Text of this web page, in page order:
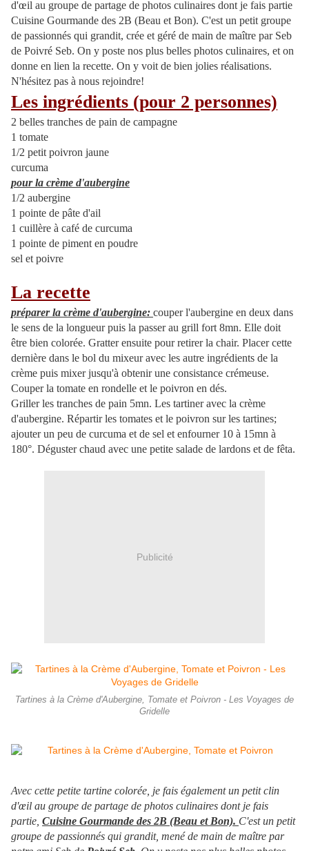
d'œil au groupe de partage de photos culinaires dont je fais partie
Cuisine Gourmande des 2B (Beau et Bon). C'est un petit groupe
de passionnés qui grandit, crée et géré de main de maître par Seb
de Poivré Seb. On y poste nos plus belles photos culinaires, et on
donne en lien la recette. On y voit de bien jolies réalisations.
N'hésitez pas à nous rejoindre!
Les ingrédients (pour 2 personnes)
2 belles tranches de pain de campagne
1 tomate
1/2 petit poivron jaune
curcuma
pour la crème d'aubergine
1/2 aubergine
1 pointe de pâte d'ail
1 cuillère à café de curcuma
1 pointe de piment en poudre
sel et poivre
La recette
préparer la crème d'aubergine: couper l'aubergine en deux dans
le sens de la longueur puis la passer au grill fort 8mn. Elle doit
être bien colorée. Gratter ensuite pour retirer la chair. Placer cette
dernière dans le bol du mixeur avec les autre ingrédients de la
crème puis mixer jusqu'à obtenir une consistance crémeuse.
Couper la tomate en rondelle et le poivron en dés.
Griller les tranches de pain 5mn. Les tartiner avec la crème
d'aubergine. Répartir les tomates et le poivron sur les tartines;
ajouter un peu de curcuma et de sel et enfourner 10 à 15mn à
180°. Déguster chaud avec une petite salade de lardons et de fêta.
Publicité
Tartines à la Crème d'Aubergine, Tomate et Poivron - Les Voyages de
Gridelle
Avec cette petite tartine colorée, je fais également un petit clin
d'œil au groupe de partage de photos culinaires dont je fais
partie, Cuisine Gourmande des 2B (Beau et Bon). C'est un petit
groupe de passionnés qui grandit, mené de main de maître par